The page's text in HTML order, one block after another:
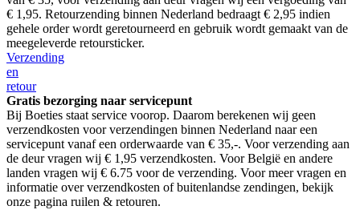
€ 1,95. Retourzending binnen Nederland bedraagt € 2,95 indien
gehele order wordt geretourneerd en gebruik wordt gemaakt van de
meegeleverde retoursticker.
Verzending
en
retour
Gratis bezorging naar servicepunt
Bij Boeties staat service voorop. Daarom berekenen wij geen
verzendkosten voor verzendingen binnen Nederland naar een
servicepunt vanaf een orderwaarde van € 35,-. Voor verzending aan
de deur vragen wij € 1,95 verzendkosten. Voor België en andere
landen vragen wij € 6.75 voor de verzending. Voor meer vragen en
informatie over verzendkosten of buitenlandse zendingen, bekijk
onze pagina ruilen & retouren.